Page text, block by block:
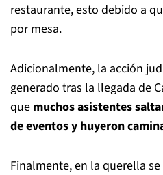
restaurante, esto debido a
por mesa.
Adicionalmente, la acción
generado tras la llegada de
que muchos asistentes
de eventos y huyeron
Finalmente, en la querella